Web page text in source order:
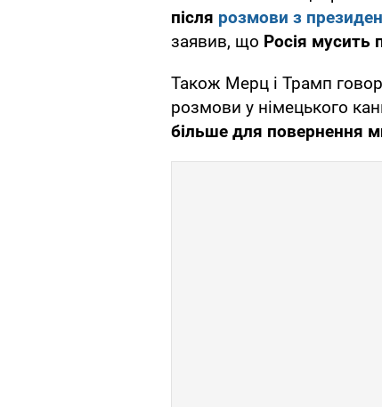
після розмови з
заявив, що Росія мусить
Також Мерц і Трамп
розмови у німецького
більше для повернення